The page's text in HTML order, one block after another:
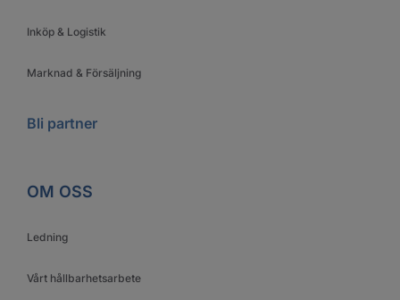
Inköp & Logistik
Marknad & Försäljning
Bli partner
OM OSS
Ledning
Vårt hållbarhetsarbete